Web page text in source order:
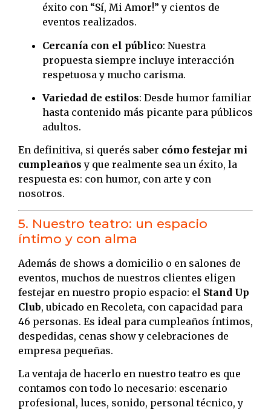
éxito con “Sí, Mi Amor!” y cientos de
eventos realizados.
Cercanía con el público: Nuestra
propuesta siempre incluye interacción
respetuosa y mucho carisma.
Variedad de estilos: Desde humor familiar
hasta contenido más picante para públicos
adultos.
En definitiva, si querés saber cómo festejar mi
cumpleaños y que realmente sea un éxito, la
respuesta es: con humor, con arte y con
nosotros.
5. Nuestro teatro: un espacio
íntimo y con alma
Además de shows a domicilio o en salones de
eventos, muchos de nuestros clientes eligen
festejar en nuestro propio espacio: el Stand Up
Club, ubicado en Recoleta, con capacidad para
46 personas. Es ideal para cumpleaños íntimos,
despedidas, cenas show y celebraciones de
empresa pequeñas.
La ventaja de hacerlo en nuestro teatro es que
contamos con todo lo necesario: escenario
profesional, luces, sonido, personal técnico, y